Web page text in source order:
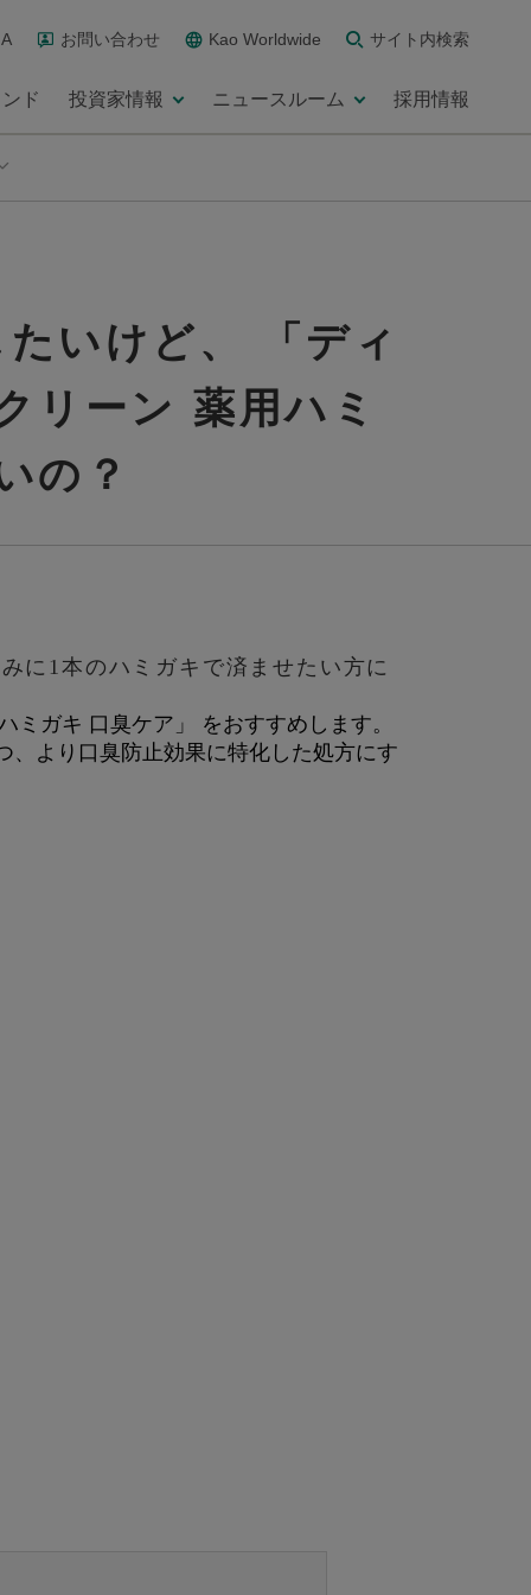
お問い合わせ Kao Worldwide サイト内検索
ド 投資家情報 ニュースルーム 採用情報
いけど、 「ディ
リーン 薬用ハミ
の？
に1本のハミガキで済ませたい方に
ガキ 口臭ケア」 をおすすめします。
、より口臭防止効果に特化した処方にす